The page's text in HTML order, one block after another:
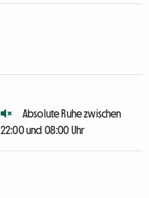
Absolute Ruhe zwischen
22:00 und 08:00 Uhr